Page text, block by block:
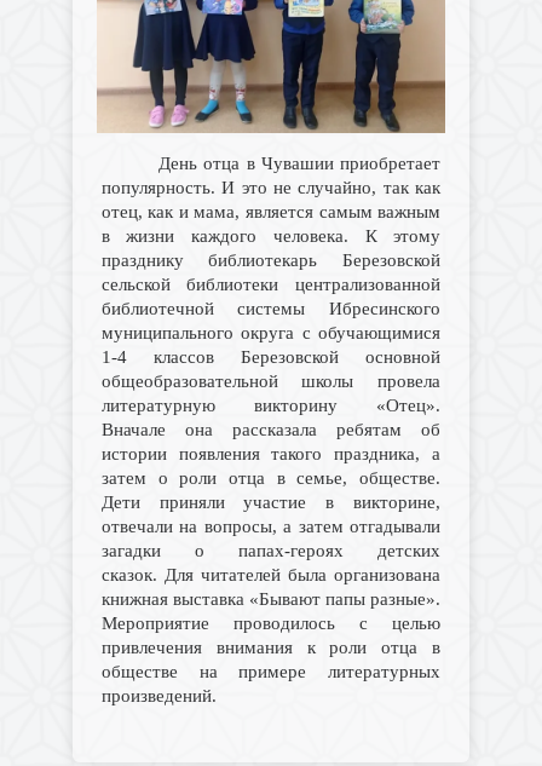
День отца в Чувашии приобретает
популярность. И это не случайно, так как
отец, как и мама, является самым важным
в жизни каждого человека. К этому
празднику библиотекарь Березовской
сельской библиотеки централизованной
библиотечной системы Ибресинского
муниципального округа с обучающимися
1-4 классов Березовской основной
общеобразовательной школы провела
литературную викторину «Отец».
Вначале она рассказала ребятам об
истории появления такого праздника, а
затем о роли отца в семье, обществе.
Дети приняли участие в викторине,
отвечали на вопросы, а затем отгадывали
загадки о папах-героях детских
сказок. Для читателей была организована
книжная выставка «Бывают папы разные».
Мероприятие проводилось с целью
привлечения внимания к роли отца в
обществе на примере литературных
произведений.